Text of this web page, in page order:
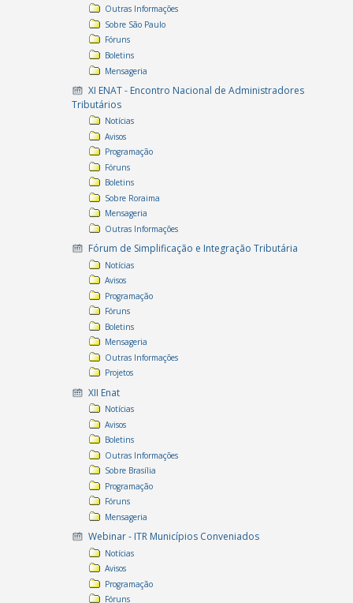
Outras Informações
Sobre São Paulo
Fóruns
Boletins
Mensageria
XI ENAT - Encontro Nacional de Administradores
Tributários
Notícias
Avisos
Programação
Fóruns
Boletins
Sobre Roraima
Mensageria
Outras Informações
Fórum de Simplificação e Integração Tributária
Notícias
Avisos
Programação
Fóruns
Boletins
Mensageria
Outras Informações
Projetos
XII Enat
Notícias
Avisos
Boletins
Outras Informações
Sobre Brasília
Programação
Fóruns
Mensageria
Webinar - ITR Municípios Conveniados
Notícias
Avisos
Programação
Fóruns